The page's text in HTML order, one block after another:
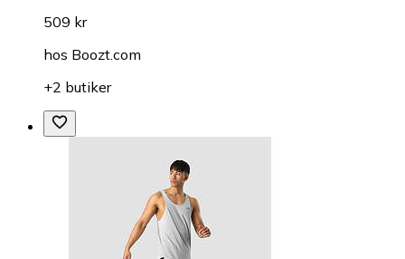
509 kr
hos Boozt.com
+2 butiker